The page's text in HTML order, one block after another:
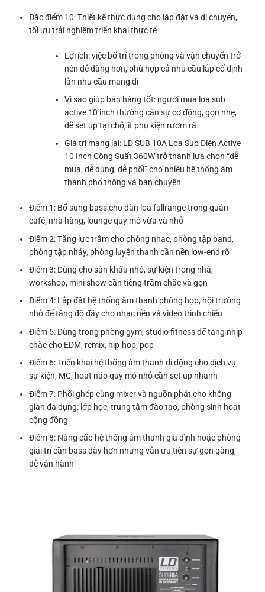
Đặc điểm 10: Thiết kế thực dụng cho lắp đặt và di chuyển,
tối ưu trải nghiệm triển khai thực tế
Lợi ích: việc bố trí trong phòng và vận chuyển trở
nên dễ dàng hơn, phù hợp cả nhu cầu lắp cố định
lẫn nhu cầu mang đi
Vì sao giúp bán hàng tốt: người mua loa sub
active 10 inch thường cần sự cơ động, gọn nhẹ,
dễ set up tại chỗ, ít phụ kiện rườm rà
Giá trị mang lại: LD SUB 10A Loa Sub Điện Active
10 Inch Công Suất 360W trở thành lựa chọn “dễ
mua, dễ dùng, dễ phối” cho nhiều hệ thống âm
thanh phổ thông và bán chuyên
Điểm 1: Bổ sung bass cho dàn loa fullrange trong quán
café, nhà hàng, lounge quy mô vừa và nhỏ
Điểm 2: Tăng lực trầm cho phòng nhạc, phòng tập band,
phòng tập nhảy, phòng luyện thanh cần nền low-end rõ
Điểm 3: Dùng cho sân khấu nhỏ, sự kiện trong nhà,
workshop, mini show cần tiếng trầm chắc và gọn
Điểm 4: Lắp đặt hệ thống âm thanh phòng họp, hội trường
nhỏ để tăng độ đầy cho nhạc nền và video trình chiếu
Điểm 5: Dùng trong phòng gym, studio fitness để tăng nhịp
chắc cho EDM, remix, hip-hop, pop
Điểm 6: Triển khai hệ thống âm thanh di động cho dịch vụ
sự kiện, MC, hoạt náo quy mô nhỏ cần set up nhanh
Điểm 7: Phối ghép cùng mixer và nguồn phát cho không
gian đa dụng: lớp học, trung tâm đào tạo, phòng sinh hoạt
cộng đồng
Điểm 8: Nâng cấp hệ thống âm thanh gia đình hoặc phòng
giải trí cần bass dày hơn nhưng vẫn ưu tiên sự gọn gàng,
dễ vận hành